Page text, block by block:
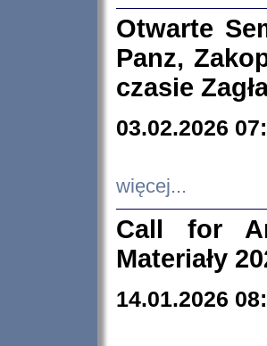
Otwarte
Panz,
czasie
03.02.2026
więcej...
Call for
Materiały
14.01.2026